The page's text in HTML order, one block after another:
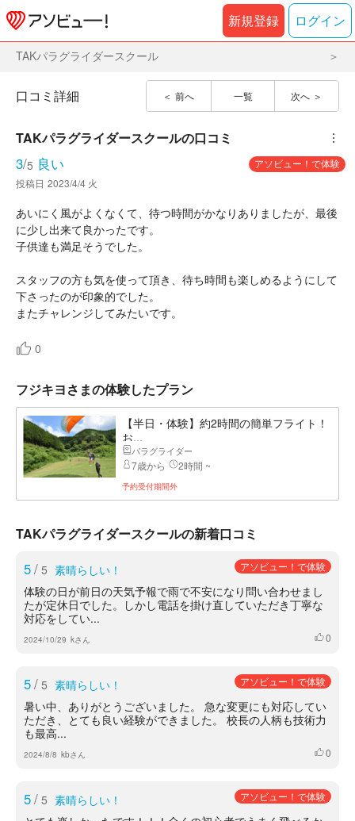
新規登録 ログイン
TAKパラグライダースクール
前へ 一覧 次へ
口コミ詳細
TAKパラグライダースクールの口コミ ︙
3/5 良い
アソビュー！で体験
投稿日 2023/4/4 火
あいにく風がよくなくて、待つ時間がかなりありましたが、最後
に少し出来て良かったです。
子供達も満足そうでした。
スタッフの方も気を使って頂き、待ち時間も楽しめるようにして
下さったのが印象的でした。
またチャレンジしてみたいです。
0
フジキヨさまの体験したプラン
【半日・体験】約2時間の簡単フライト！
お...
パラグライダー
7歳から 2時間 ~
予約受付期間外
TAKパラグライダースクールの新着口コミ
5/ 5 素晴らしい！ アソビュー！で体験
体験の日が前日の天気予報で雨で不安になり問い合わせまし
たが定休日でした。しかし電話を掛け直していただき丁寧な
対応をしてい...
2024/10/29 kさん いいね
0
5/ 5 素晴らしい！ アソビュー！で体験
暑い中、ありがとうございました。 急な変更にも対応してい
ただき、とても良い経験ができました。 校長の人柄も技術力
も最高...
2024/8/8 kbさん いいね
0
5/ 5 素晴らしい！ アソビュー！で体験